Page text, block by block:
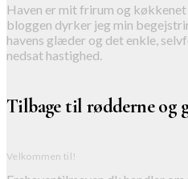
Haven er mit frirum og
bloggen dyrker jeg min
havens glæder og det enkle,
nedsat hastighed.
Tilbage til rødderne og
Velkommen til!